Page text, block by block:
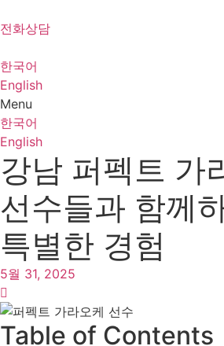
to
전화상담
한국어
English
Menu
한국어
English
강남 퍼펙트 가
선수들과 함께
특별한 경험
5월 31, 2025
Table of Contents